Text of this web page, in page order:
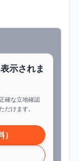
示されま
確な立地確認
けます。